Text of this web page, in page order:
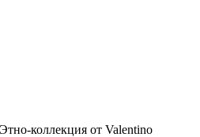
коллекция от Valentino